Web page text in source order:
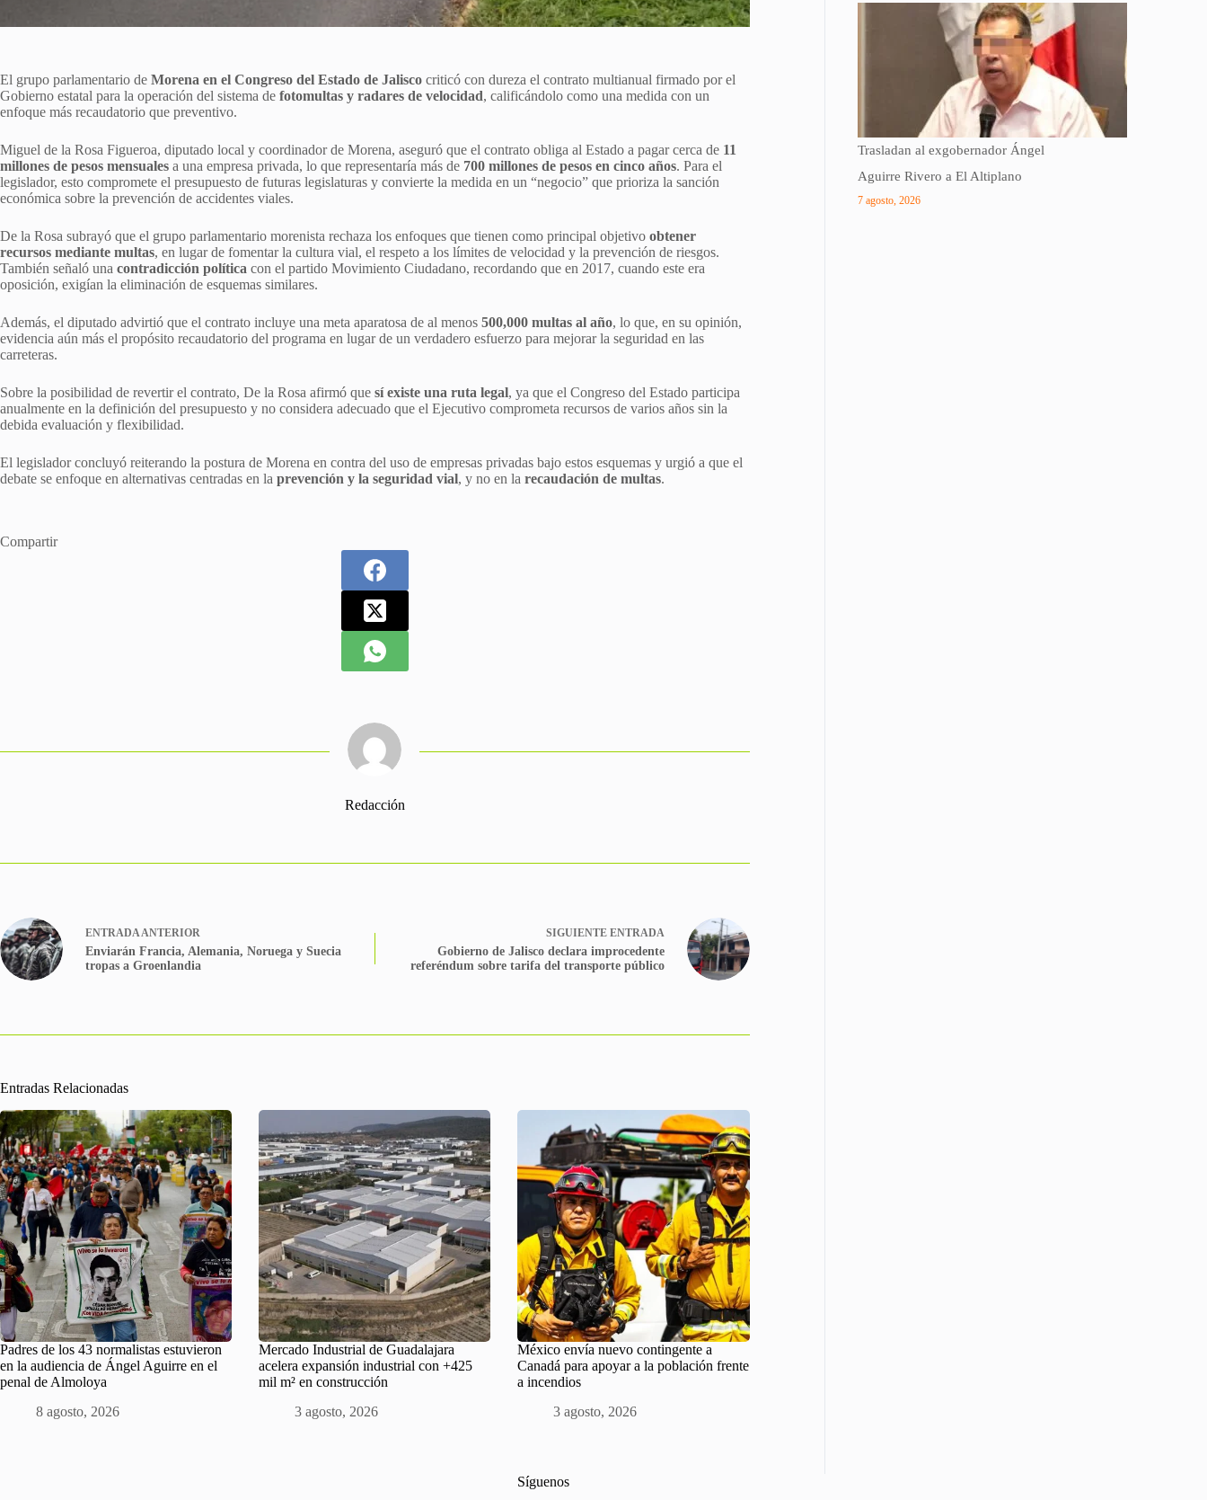
El grupo parlamentario de Morena en el Congreso del Estado de Jalisco criticó con dureza el contrato multianual firmado por el
Gobierno estatal para la operación del sistema de fotomultas y radares de velocidad, calificándolo como una medida con un
enfoque más recaudatorio que preventivo.
Miguel de la Rosa Figueroa, diputado local y coordinador de Morena, aseguró que el contrato obliga al Estado a pagar cerca de 11
millones de pesos mensuales a una empresa privada, lo que representaría más de 700 millones de pesos en cinco años. Para el
legislador, esto compromete el presupuesto de futuras legislaturas y convierte la medida en un “negocio” que prioriza la sanción
económica sobre la prevención de accidentes viales.
De la Rosa subrayó que el grupo parlamentario morenista rechaza los enfoques que tienen como principal objetivo obtener
recursos mediante multas, en lugar de fomentar la cultura vial, el respeto a los límites de velocidad y la prevención de riesgos.
También señaló una contradicción política con el partido Movimiento Ciudadano, recordando que en 2017, cuando este era
oposición, exigían la eliminación de esquemas similares.
Además, el diputado advirtió que el contrato incluye una meta aparatosa de al menos 500,000 multas al año, lo que, en su opinión,
evidencia aún más el propósito recaudatorio del programa en lugar de un verdadero esfuerzo para mejorar la seguridad en las
carreteras.
Sobre la posibilidad de revertir el contrato, De la Rosa afirmó que sí existe una ruta legal, ya que el Congreso del Estado participa
anualmente en la definición del presupuesto y no considera adecuado que el Ejecutivo comprometa recursos de varios años sin la
debida evaluación y flexibilidad.
El legislador concluyó reiterando la postura de Morena en contra del uso de empresas privadas bajo estos esquemas y urgió a que el
debate se enfoque en alternativas centradas en la prevención y la seguridad vial, y no en la recaudación de multas.
Compartir
Redacción
ENTRADAANTERIOR
Enviarán Francia, Alemania, Noruega y Suecia
tropas a Groenlandia
SIGUIENTE ENTRADA
Gobierno de Jalisco declara improcedente
referéndum sobre tarifa del transporte público
Entradas Relacionadas
Padres de los 43 normalistas estuvieron
en la audiencia de Ángel Aguirre en el
penal de Almoloya
8 agosto, 2026
Mercado Industrial de Guadalajara
acelera expansión industrial con +425
mil m² en construcción
3 agosto, 2026
México envía nuevo contingente a
Canadá para apoyar a la población frente
a incendios
3 agosto, 2026
Trasladan al exgobernador Ángel
Aguirre Rivero a El Altiplano
7 agosto, 2026
Síguenos